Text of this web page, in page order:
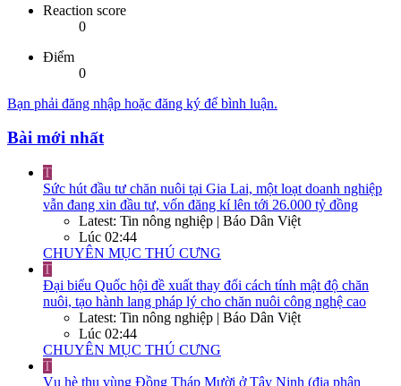
Reaction score
0
Điểm
0
Bạn phải đăng nhập hoặc đăng ký để bình luận.
Bài mới nhất
T
Sức hút đầu tư chăn nuôi tại Gia Lai, một loạt doanh nghiệp
vẫn đang xin đầu tư, vốn đăng kí lên tới 26.000 tỷ đồng
Latest: Tin nông nghiệp | Báo Dân Việt
Lúc 02:44
CHUYÊN MỤC THÚ CƯNG
T
Đại biểu Quốc hội đề xuất thay đổi cách tính mật độ chăn
nuôi, tạo hành lang pháp lý cho chăn nuôi công nghệ cao
Latest: Tin nông nghiệp | Báo Dân Việt
Lúc 02:44
CHUYÊN MỤC THÚ CƯNG
T
Vụ hè thu vùng Đồng Tháp Mười ở Tây Ninh (địa phận